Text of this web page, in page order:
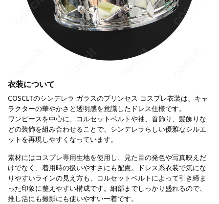
衣装について
COSCLTのシンデレラ ガラスのプリンセス コスプレ衣装は、キャ
ラクターの華やかさと透明感を意識したドレス仕様です。
ワンピースを中心に、コルセットベルトや袖、首飾り、髪飾りな
どの装飾を組み合わせることで、シンデレラらしい優雅なシルエ
ットを再現しやすくなっています。
素材にはコスプレ専用生地を使用し、見た目の発色や写真映えだ
けでなく、着用時の扱いやすさにも配慮。ドレス系衣装で気にな
りやすいラインの見え方も、コルセットベルトによって引き締ま
った印象に整えやすい構成です。細部までしっかり盛れるので、
推し活にも撮影にも使いやすい一着です。